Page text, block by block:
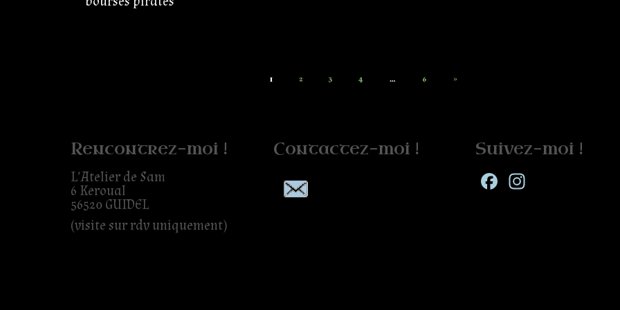
1 2 3 4 … 6 »
Rencontrez-moi !
L’Atelier de Sam
6 Keroual
56520 GUIDEL
(visite sur rdv uniquement)
Contactez-moi ! Suivez-moi !
Facebook